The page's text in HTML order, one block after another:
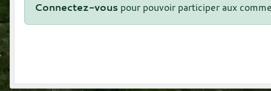
Connectez-vous pour pouvoir participer aux